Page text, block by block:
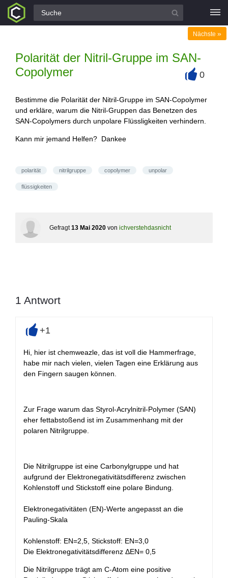
Alle Fragen
Polarität der Nitril-Gruppe im SAN-
Copolymer
Nächste »
0
Bestimme die Polarität der Nitril-Gruppe im SAN-Copolymer
und erkläre, warum die Nitril-Gruppen das Benetzen des
SAN-Copolymers durch unpolare Flüssligkeiten verhindern.
Kann mir jemand Helfen? Dankee
polarität nitrilgruppe copolymer unpolar
flüssigkeiten
Gefragt 13 Mai 2020 von ichverstehdasnicht
1 Antwort
+1
Hi, hier ist chemweazle, das ist voll die Hammerfrage,
habe mir nach vielen, vielen Tagen eine Erklärung aus
den Fingern saugen können.
Zur Frage warum das Styrol-Acrylnitril-Polymer (SAN)
eher fettabstoßend ist im Zusammenhang mit der
polaren Nitrilgruppe.
Die Nitrilgruppe ist eine Carbonylgruppe und hat
aufgrund der Elektronegativitätsdifferenz zwischen
Kohlenstoff und Stickstoff eine polare Bindung.
Elektronegativitäten (EN)-Werte angepasst an die
Pauling-Skala
Kohlenstoff: EN=2,5, Stickstoff: EN=3,0
Die Elektronegativitätsdifferenz ΔEN= 0,5
Die Nitrilgruppe trägt am C-Atom eine positive